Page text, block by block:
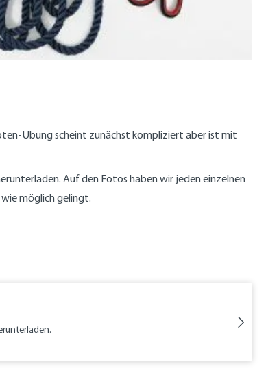
Übung scheint zunächst kompliziert aber ist mit
Auf den Fotos haben wir jeden einzelnen
möglich gelingt.